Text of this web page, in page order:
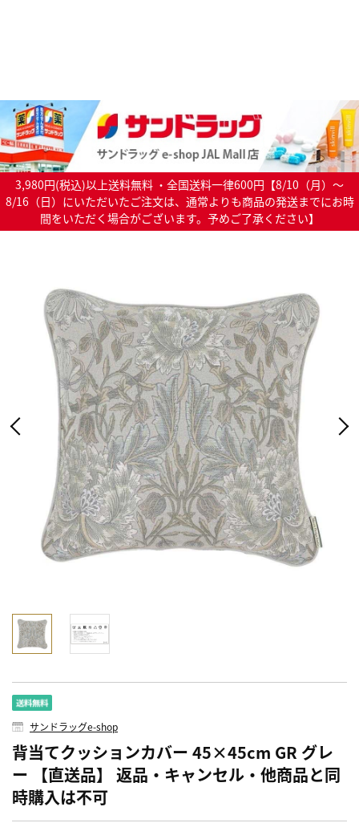
3,980円(税込)以上送料無料 ・全国送料一律600円【8/10（月）～
8/16（日）にいただいたご注文は、通常よりも商品の発送までにお時
間をいただく場合がございます。予めご了承ください】
サンドラッグe-shop
背当てクッションカバー 45×45cm GR グレ
ー 【直送品】 返品・キャンセル・他商品と同
時購入は不可